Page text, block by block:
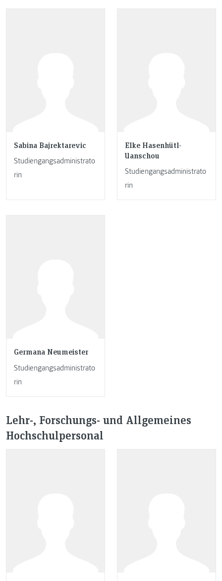
Sabina Bajrektarevic
Studiengangsadministrato
rin
Elke Hasenhütl-
Uanschou
Studiengangsadministrato
rin
Germana Neumeister
Studiengangsadministrato
rin
Lehr-, Forschungs- und Allgemeines
Hochschulpersonal